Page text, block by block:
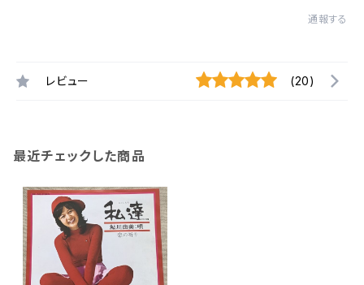
通報する
レビュー (20)
最近チェックした商品